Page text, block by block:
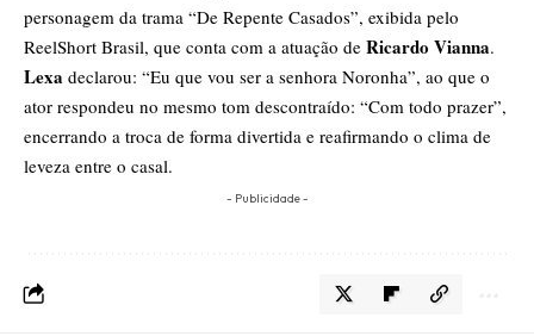
personagem da trama “De Repente Casados”, exibida pelo
ReelShort Brasil, que conta com a atuação de Ricardo Vianna.
Lexa declarou: “Eu que vou ser a senhora Noronha”, ao que o
ator respondeu no mesmo tom descontraído: “Com todo prazer”,
encerrando a troca de forma divertida e reafirmando o clima de
leveza entre o casal.
- Publicidade -